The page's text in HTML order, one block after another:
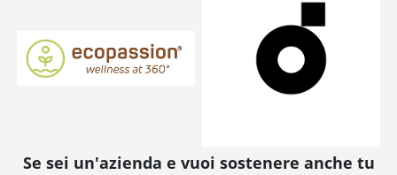
Se sei un'azienda e vuoi sostenere anche tu